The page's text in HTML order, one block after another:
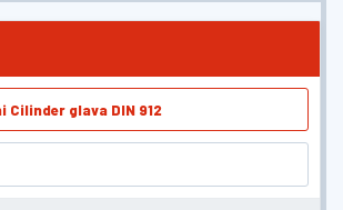
Cilinder glava DIN 912